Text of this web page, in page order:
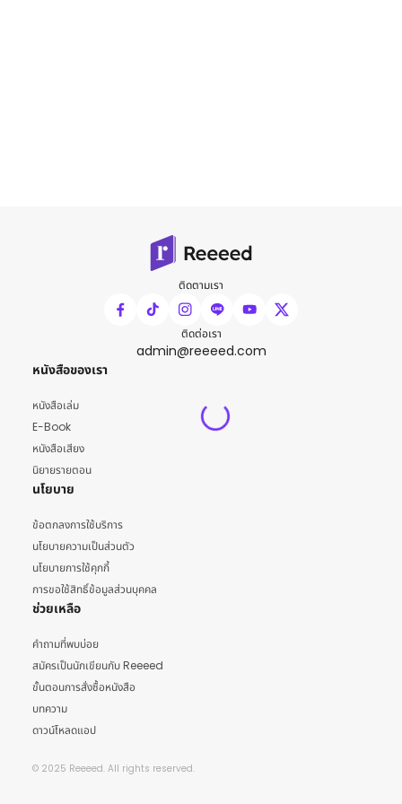
ติดตามเรา
ติดต่อเรา
admin@reeeed.com
หนังสือของเรา
หนังสือเล่ม
E-Book
หนังสือเสียง
นิยายรายตอน
นโยบาย
ข้อตกลงการใช้บริการ
นโยบายความเป็นส่วนตัว
นโยบายการใช้คุกกี้
การขอใช้สิทธิ์ข้อมูลส่วนบุคคล
ช่วยเหลือ
คำถามที่พบบ่อย
สมัครเป็นนักเขียนกับ Reeeed
ขั้นตอนการสั่งซื้อหนังสือ
บทความ
ดาวน์โหลดแอป
© 2025 Reeeed. All rights reserved.